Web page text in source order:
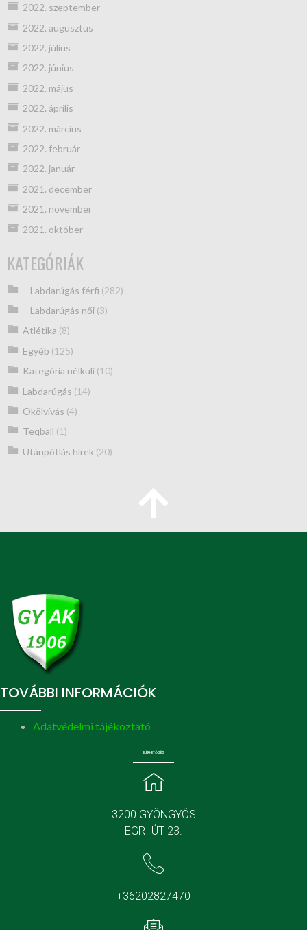
2022. szeptember
2022. augusztus
2022. július
2022. június
2022. május
2022. április
2022. március
2022. február
2022. január
2021. december
2021. november
2021. október
KATEGÓRIÁK
– Labdarúgás férfi (282)
– Labdarúgás női(3)
Atlétika (8)
Egyéb (125)
Kategória nélküli(10)
Labdarúgás (14)
Ökölvívás (4)
Teqball (1)
Utánpótlás hírek (20)
TOVÁBBI INFORMÁCIÓK
Adatvédelmi tájékoztató
ELÉRHETŐSÉG
3200 GYÖNGYÖS
EGRI ÚT 23.
+36202827470